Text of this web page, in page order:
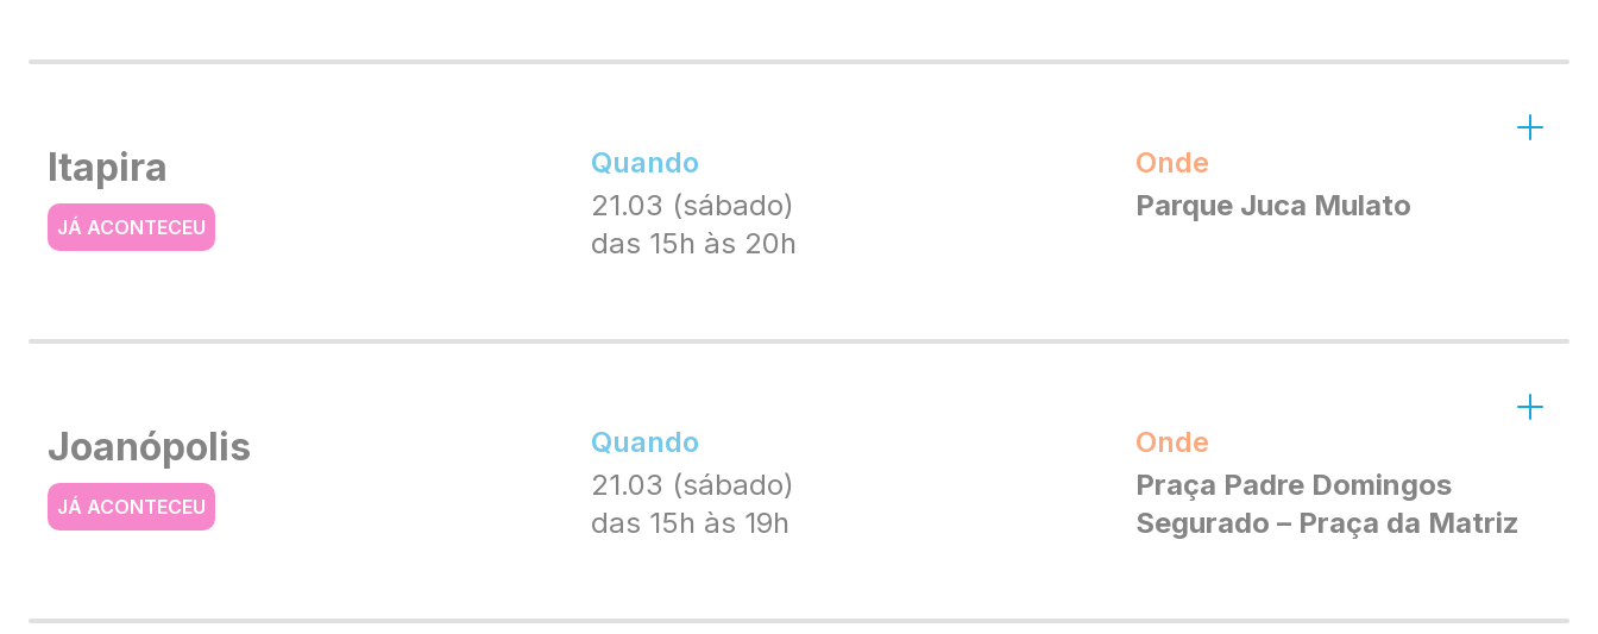
Itapira
JÁ ACONTECEU
Quando
21.03 (sábado)
das 15h às 20h
Onde
Parque Juca Mulato
Joanópolis
JÁ ACONTECEU
Quando
21.03 (sábado)
das 15h às 19h
Onde
Praça Padre Domingos
Segurado – Praça da Matriz